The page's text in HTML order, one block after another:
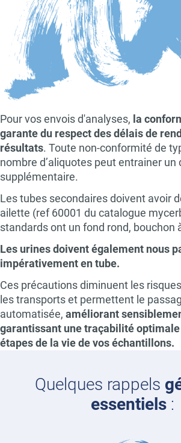
Pour vos envois d'analyses, la
garante du respect des délais de
résultats. Toute non-conformité de
nombre d’aliquotes peut entrainer un
supplémentaire.
Les tubes secondaires doivent avoir
ailette (ref 60001 du catalogue
standards ont un fond rond, bouchon
Les urines doivent également nous
impérativement en tube.
Ces précautions diminuent les
les transports et permettent le
automatisée, améliorant
garantissant une traçabilité
étapes de la vie de vos échantillons.
Quelques rappels
essentiels :